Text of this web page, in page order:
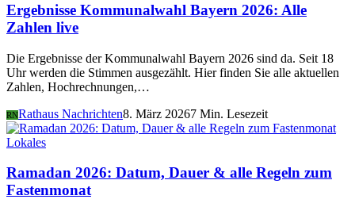
Ergebnisse Kommunalwahl Bayern 2026: Alle
Zahlen live
Die Ergebnisse der Kommunalwahl Bayern 2026 sind da. Seit 18
Uhr werden die Stimmen ausgezählt. Hier finden Sie alle aktuellen
Zahlen, Hochrechnungen,…
RNRathaus Nachrichten8. März 20267 Min. Lesezeit
Lokales
Ramadan 2026: Datum, Dauer & alle Regeln zum
Fastenmonat